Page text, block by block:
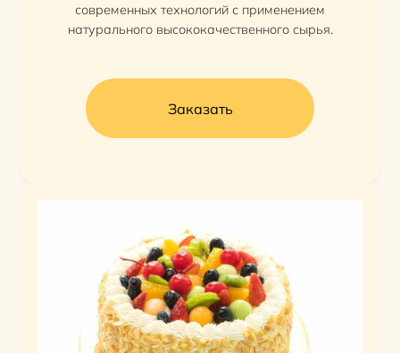
современных технологий с применением
натурального высококачественного сырья.
Заказать